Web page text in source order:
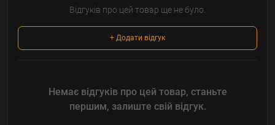
Відгуків про цей товар ще не було.
+ Додати відгук
Немає відгуків про цей товар, станьте
першим, залиште свій відгук.